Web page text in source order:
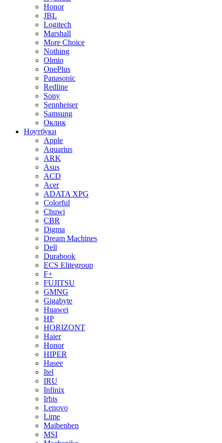
Honor
JBL
Logitech
Marshall
More Choice
Nothing
Olmio
OnePlus
Panasonic
Redline
Sony
Sennheiser
Samsung
Оклик
Ноутбуки
Apple
Aquarius
ARK
Asus
ACD
Acer
ADATA XPG
Colorful
Chuwi
CBR
Digma
Dream Machines
Dell
Durabook
ECS Elitegroup
F+
FUJITSU
GMNG
Gigabyte
Huawei
HP
HORIZONT
Haier
Honor
HIPER
Hasee
Itel
IRU
Infinix
Irbis
Lenovo
Lime
Maibenben
MSI